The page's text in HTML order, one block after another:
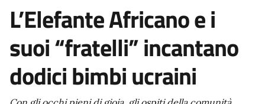
L’Elefante Africano e i
suoi “fratelli” incantano
dodici bimbi ucraini